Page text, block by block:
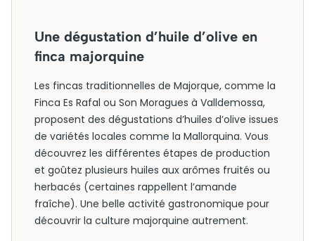
Une dégustation d’huile d’olive en
finca majorquine
Les fincas traditionnelles de Majorque, comme la
Finca Es Rafal ou Son Moragues à Valldemossa,
proposent des dégustations d’huiles d’olive issues
de variétés locales comme la Mallorquina. Vous
découvrez les différentes étapes de production
et goûtez plusieurs huiles aux arômes fruités ou
herbacés (certaines rappellent l’amande
fraîche). Une belle activité gastronomique pour
découvrir la culture majorquine autrement.